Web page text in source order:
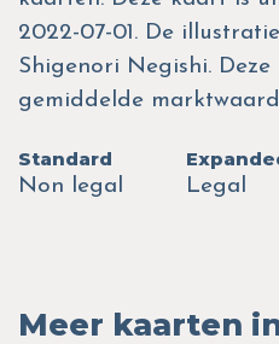
2022-07-01. De
Shigenori Negishi.
gemiddelde
Standard
Non legal
Legal
Meer kaarten